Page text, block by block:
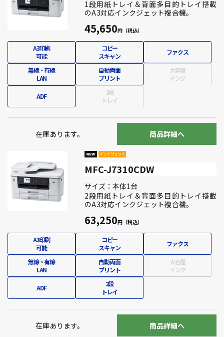
1段用紙トレイ＆背面多目的トレイ搭載
のA3対応インクジェット複合機。
45,650
A3印刷
可能
コピー
スキャン
ファクス
無線・有線
LAN
自動両面
プリント
大容量
インク
ADF
2段
トレイ
在庫あります。 商品詳細へ
MFC-J7310CDW
サイズ：本体1台
2段用紙トレイ＆背面多目的トレイ搭載
のA3対応インクジェット複合機。
63,250
A3印刷
可能
コピー
スキャン
ファクス
無線・有線
LAN
自動両面
プリント
大容量
インク
ADF
2段
トレイ
在庫あります。 商品詳細へ